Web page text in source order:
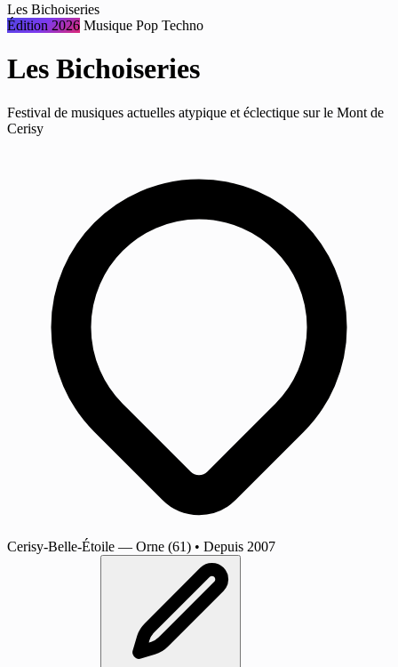
Les Bichoiseries
Édition 2026 Musique Pop Techno
Les Bichoiseries
Festival de musiques actuelles atypique et éclectique sur le Mont de
Cerisy
Cerisy-Belle-Étoile — Orne (61) • Depuis 2007